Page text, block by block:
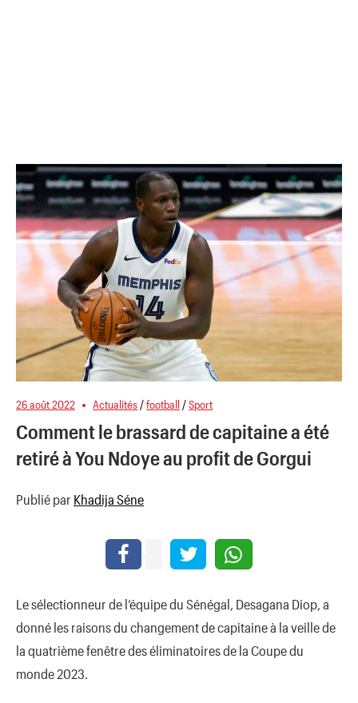
26 août 2022 Actualités /football /Sport
Comment le brassard de capitaine a été
retiré à You Ndoye au profit de Gorgui
Publié par Khadija Séne
Le sélectionneur de l’équipe du Sénégal, Desagana Diop, a
donné les raisons du changement de capitaine à la veille de
la quatrième fenêtre des éliminatoires de la Coupe du
monde 2023.